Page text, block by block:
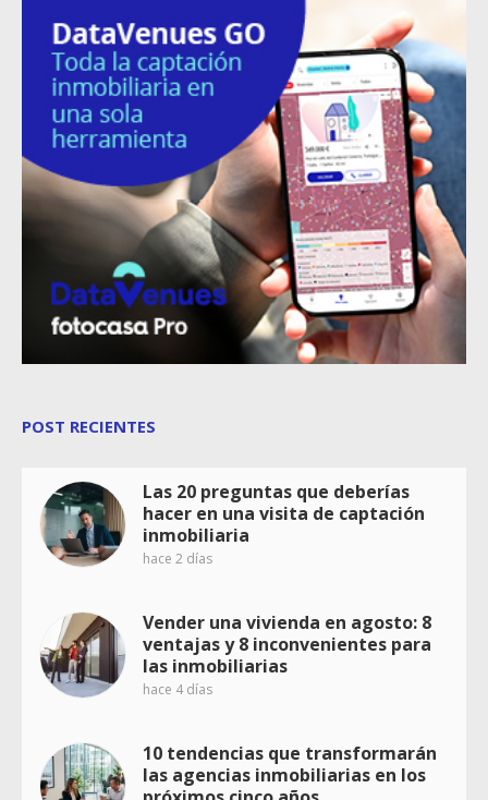
POST RECIENTES
Las 20 preguntas que deberías
hacer en una visita de captación
inmobiliaria
hace 2 días
Vender una vivienda en agosto: 8
ventajas y 8 inconvenientes para
las inmobiliarias
hace 4 días
10 tendencias que transformarán
las agencias inmobiliarias en los